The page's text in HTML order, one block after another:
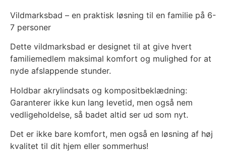
Vildmarksbad – en praktisk løsning til en familie på 6-
7 personer
Dette vildmarksbad er designet til at give hvert
familiemedlem maksimal komfort og mulighed for at
nyde afslappende stunder.
Holdbar akrylindsats og kompositbeklædning:
Garanterer ikke kun lang levetid, men også nem
vedligeholdelse, så badet altid ser ud som nyt.
Det er ikke bare komfort, men også en løsning af høj
kvalitet til dit hjem eller sommerhus!